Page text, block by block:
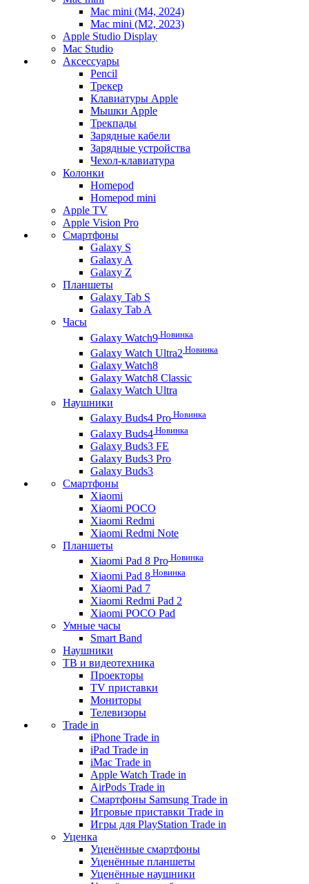
Mac mini (M4, 2024)
Mac mini (M2, 2023)
Apple Studio Display
Mac Studio
Аксессуары
Pencil
Трекер
Клавиатуры Apple
Мышки Apple
Трекпады
Зарядные кабели
Зарядные устройства
Чехол-клавиатура
Колонки
Homepod
Homepod mini
Apple TV
Apple Vision Pro
Смартфоны
Galaxy S
Galaxy A
Galaxy Z
Планшеты
Galaxy Tab S
Galaxy Tab A
Часы
Galaxy Watch9 Новинка
Galaxy Watch Ultra2 Новинка
Galaxy Watch8
Galaxy Watch8 Classic
Galaxy Watch Ultra
Наушники
Galaxy Buds4 Pro Новинка
Galaxy Buds4 Новинка
Galaxy Buds3 FE
Galaxy Buds3 Pro
Galaxy Buds3
Смартфоны
Xiaomi
Xiaomi POCO
Xiaomi Redmi
Xiaomi Redmi Note
Планшеты
Xiaomi Pad 8 Pro Новинка
Xiaomi Pad 8 Новинка
Xiaomi Pad 7
Xiaomi Redmi Pad 2
Xiaomi POCO Pad
Умные часы
Smart Band
Наушники
ТВ и видеотехника
Проекторы
TV приставки
Мониторы
Телевизоры
Trade in
iPhone Trade in
iPad Trade in
iMac Trade in
Apple Watch Trade in
AirPods Trade in
Смартфоны Samsung Trade in
Игровые приставки Trade in
Игры для PlayStation Trade in
Уценка
Уценённые смартфоны
Уценённые планшеты
Уценённые наушники